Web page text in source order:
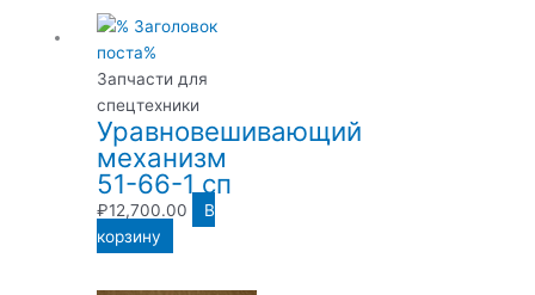
Запчасти для
спецтехники
Уравновешивающий
механизм
51-66-1 сп
₽12,700.00
В
корзину